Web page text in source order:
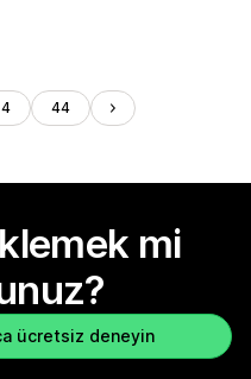
4 44
mi
ücretsiz deneyin